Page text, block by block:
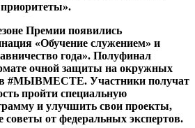
Премии появились
«Обучение служением» и
года». Полуфинал
очной защиты на окружных
#МЫВМЕСТЕ. Участники получат
пройти специальную
и улучшить свои проекты,
советы от федеральных экспертов.